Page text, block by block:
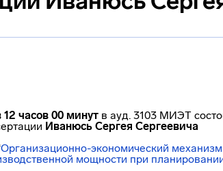
часов 00 минут в ауд. 3103 МИЭТ
Иванюсь Сергея Сергеевича
Организационно-экономический
мощности при